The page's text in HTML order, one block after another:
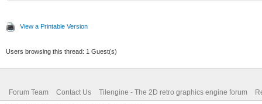
View a Printable Version
Users browsing this thread: 1 Guest(s)
Forum Team Contact Us Tilengine - The 2D retro graphics engine forum